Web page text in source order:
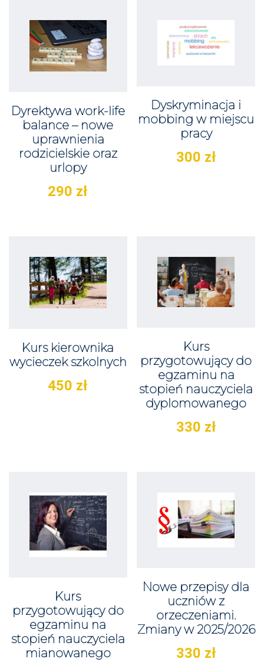
Dyrektywa work-life
balance – nowe
uprawnienia
rodzicielskie oraz
urlopy
290 zł
Dyskryminacja i
mobbing w miejscu
pracy
300 zł
Kurs kierownika
wycieczek szkolnych
450 zł
Kurs
przygotowujący do
egzaminu na
stopień nauczyciela
dyplomowanego
330 zł
Kurs
przygotowujący do
egzaminu na
stopień nauczyciela
mianowanego
Nowe przepisy dla
uczniów z
orzeczeniami.
Zmiany w 2025/2026
330 zł